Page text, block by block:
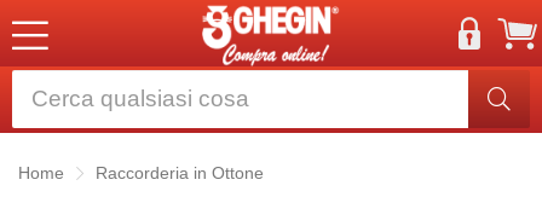
Home Raccorderia in Ottone